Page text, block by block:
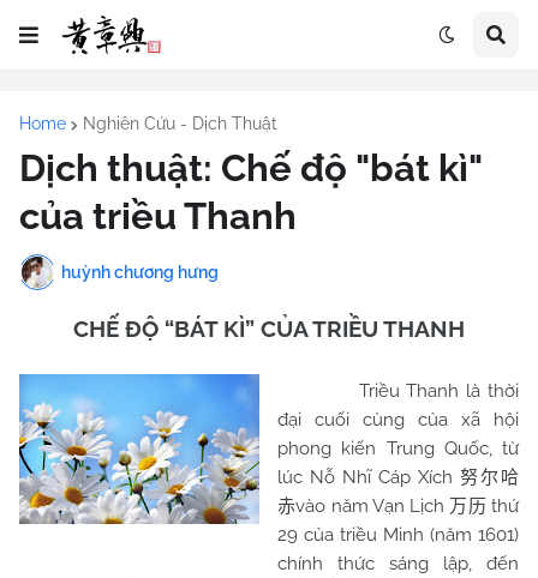
Home Nghiên Cứu - Dịch Thuật
Dịch thuật: Chế độ "bát kì"
của triều Thanh
huỳnh chương hưng
CHẾ ĐỘ “BÁT KÌ” CỦA TRIỀU THANH
Triều Thanh là thời
đại cuối cùng của xã hội
phong kiến Trung Quốc, từ
lúc Nỗ Nhĩ Cáp Xích 努尔哈
赤vào năm Vạn Lịch 万历 thứ
29 của triều Minh (năm 1601)
chính thức sáng lập, đến